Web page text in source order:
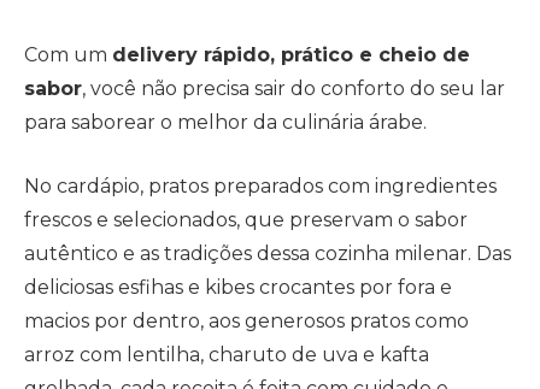
Com um delivery rápido, prático e cheio de
sabor, você não precisa sair do conforto do seu lar
para saborear o melhor da culinária árabe.
No cardápio, pratos preparados com ingredientes
frescos e selecionados, que preservam o sabor
autêntico e as tradições dessa cozinha milenar. Das
deliciosas esfihas e kibes crocantes por fora e
macios por dentro, aos generosos pratos como
arroz com lentilha, charuto de uva e kafta